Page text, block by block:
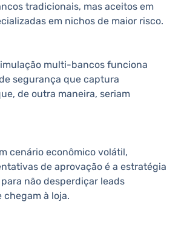
tradicionais, mas aceitos em
em nichos de maior risco.
multi-bancos funciona
segurança que captura
de outra maneira, seriam
cenário econômico volátil,
de aprovação é a estratégia
não desperdiçar leads
à loja.